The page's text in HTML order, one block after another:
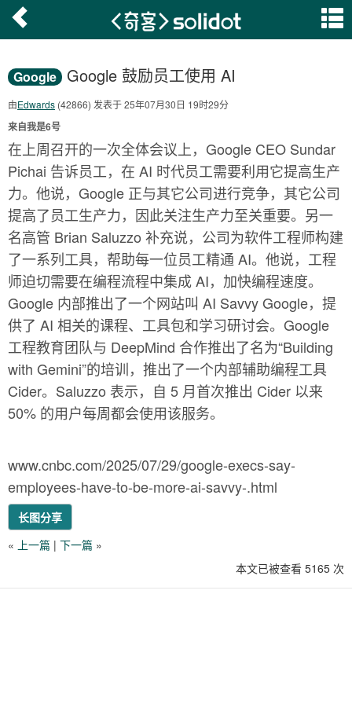
Google Google 鼓励员工使用 AI
由Edwards (42866) 发表于 25年07月30日 19时29分
来自我是6号
在上周召开的一次全体会议上，Google CEO Sundar
Pichai 告诉员工，在 AI 时代员工需要利用它提高生产
力。他说，Google 正与其它公司进行竞争，其它公司
提高了员工生产力，因此关注生产力至关重要。另一
名高管 Brian Saluzzo 补充说，公司为软件工程师构建
了一系列工具，帮助每一位员工精通 AI。他说，工程
师迫切需要在编程流程中集成 AI，加快编程速度。
Google 内部推出了一个网站叫 AI Savvy Google，提
供了 AI 相关的课程、工具包和学习研讨会。Google
工程教育团队与 DeepMind 合作推出了名为“Building
with Gemini”的培训，推出了一个内部辅助编程工具
Cider。Saluzzo 表示，自 5 月首次推出 Cider 以来
50% 的用户每周都会使用该服务。
www.cnbc.com/2025/07/29/google-execs-say-
employees-have-to-be-more-ai-savvy-.html
长图分享
« 上一篇 | 下一篇 »
本文已被查看 5165 次